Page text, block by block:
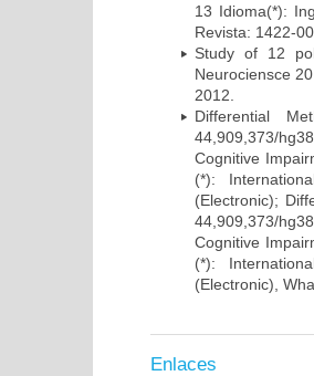
13 Idioma(*):
Revista: 1422-
Study of 12
Neurociensce
2012.
Differential
44,909,373/
Cognitive
(*):
(Electronic);
44,909,373/
Cognitive
(*):
(Electronic),
Enlaces